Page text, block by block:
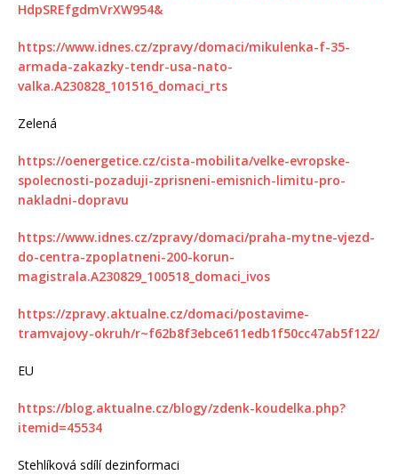
HdpSREfgdmVrXW954&
https://www.idnes.cz/zpravy/domaci/mikulenka-f-35-
armada-zakazky-tendr-usa-nato-
valka.A230828_101516_domaci_rts
Zelená
https://oenergetice.cz/cista-mobilita/velke-evropske-
spolecnosti-pozaduji-zprisneni-emisnich-limitu-pro-
nakladni-dopravu
https://www.idnes.cz/zpravy/domaci/praha-mytne-vjezd-
do-centra-zpoplatneni-200-korun-
magistrala.A230829_100518_domaci_ivos
https://zpravy.aktualne.cz/domaci/postavime-
tramvajovy-okruh/r~f62b8f3ebce611edb1f50cc47ab5f122/
EU
https://blog.aktualne.cz/blogy/zdenk-koudelka.php?
itemid=45534
Stehlíková sdílí dezinformaci